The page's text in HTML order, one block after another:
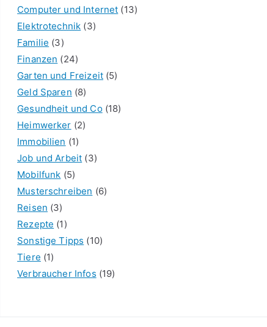
Computer und Internet (13)
Elektrotechnik (3)
Familie (3)
Finanzen (24)
Garten und Freizeit(5)
Geld Sparen (8)
Gesundheit und Co(18)
Heimwerker (2)
Immobilien (1)
Job und Arbeit (3)
Mobilfunk (5)
Musterschreiben (6)
Reisen (3)
Rezepte (1)
Sonstige Tipps (10)
Tiere (1)
Verbraucher Infos (19)